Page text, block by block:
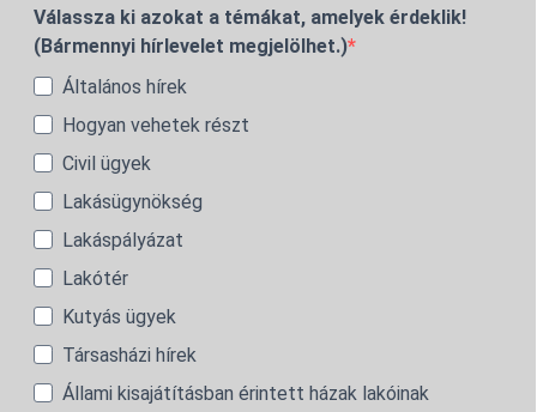
Válassza ki azokat a témákat, amelyek érdeklik!
(Bármennyi hírlevelet megjelölhet.)
Általános hírek
Hogyan vehetek részt
Civil ügyek
Lakásügynökség
Lakáspályázat
Lakótér
Kutyás ügyek
Társasházi hírek
Állami kisajátításban érintett házak lakóinak